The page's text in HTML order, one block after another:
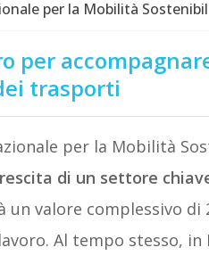
per la Mobilità
per
trasporti
per la Mobilità
di un settore
un valore complessivo
Al tempo stesso,